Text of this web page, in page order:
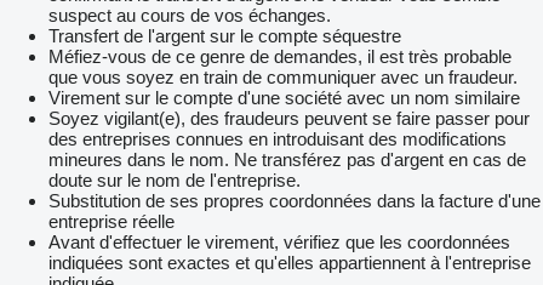
suspect au cours de vos échanges.
Transfert de l'argent sur le compte séquestre
Méfiez-vous de ce genre de demandes, il est très probable
que vous soyez en train de communiquer avec un fraudeur.
Virement sur le compte d'une société avec un nom similaire
Soyez vigilant(e), des fraudeurs peuvent se faire passer pour
des entreprises connues en introduisant des modifications
mineures dans le nom. Ne transférez pas d'argent en cas de
doute sur le nom de l'entreprise.
Substitution de ses propres coordonnées dans la facture d'une
entreprise réelle
Avant d'effectuer le virement, vérifiez que les coordonnées
indiquées sont exactes et qu'elles appartiennent à l'entreprise